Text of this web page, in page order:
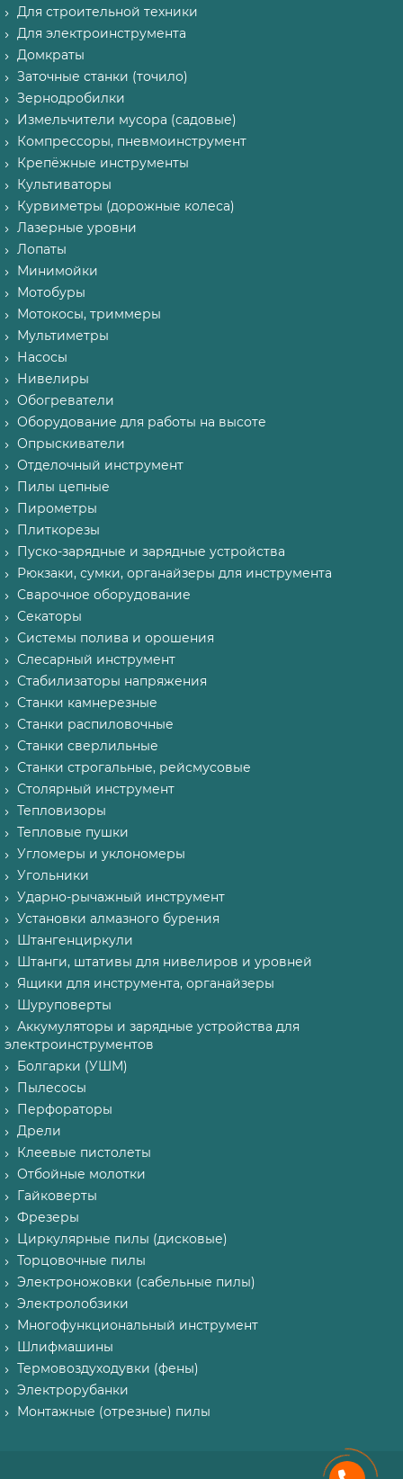
Для строительной техники
Для электроинструмента
Домкраты
Заточные станки (точило)
Зернодробилки
Измельчители мусора (садовые)
Компрессоры, пневмоинструмент
Крепёжные инструменты
Культиваторы
Курвиметры (дорожные колеса)
Лазерные уровни
Лопаты
Минимойки
Мотобуры
Мотокосы, триммеры
Мультиметры
Насосы
Нивелиры
Обогреватели
Оборудование для работы на высоте
Опрыскиватели
Отделочный инструмент
Пилы цепные
Пирометры
Плиткорезы
Пуско-зарядные и зарядные устройства
Рюкзаки, сумки, органайзеры для инструмента
Сварочное оборудование
Секаторы
Системы полива и орошения
Слесарный инструмент
Стабилизаторы напряжения
Станки камнерезные
Станки распиловочные
Станки сверлильные
Станки строгальные, рейсмусовые
Столярный инструмент
Тепловизоры
Тепловые пушки
Угломеры и уклономеры
Угольники
Ударно-рычажный инструмент
Установки алмазного бурения
Штангенциркули
Штанги, штативы для нивелиров и уровней
Ящики для инструмента, органайзеры
Шуруповерты
Аккумуляторы и зарядные устройства для
электроинструментов
Болгарки (УШМ)
Пылесосы
Перфораторы
Дрели
Клеевые пистолеты
Отбойные молотки
Гайковерты
Фрезеры
Циркулярные пилы (дисковые)
Торцовочные пилы
Электроножовки (сабельные пилы)
Электролобзики
Многофункциональный инструмент
Шлифмашины
Термовоздуходувки (фены)
Электрорубанки
Монтажные (отрезные) пилы